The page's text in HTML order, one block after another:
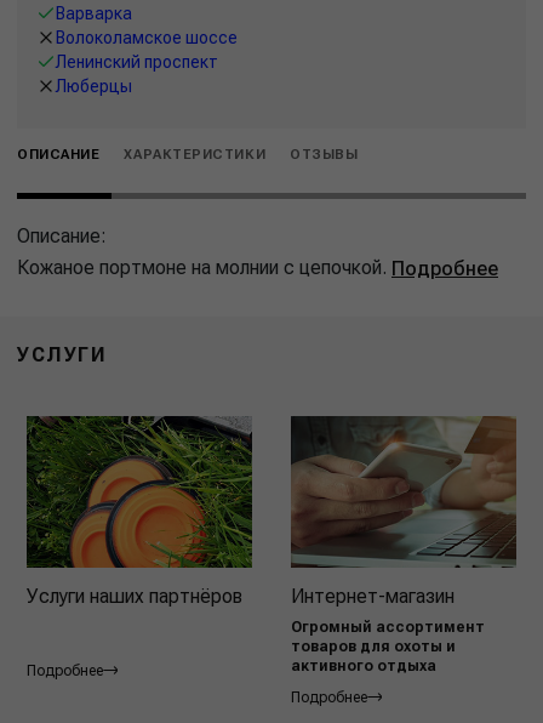
Варварка
Волоколамское шоссе
Ленинский проспект
Люберцы
ОПИСАНИЕ ХАРАКТЕРИСТИКИ ОТЗЫВЫ
Описание:
Кожаное портмоне на молнии с цепочкой. Подробнее
УСЛУГИ
Услуги наших партнёров
Подробнее
Интернет-магазин
Огромный ассортимент
товаров для охоты и
активного отдыха
Подробнее